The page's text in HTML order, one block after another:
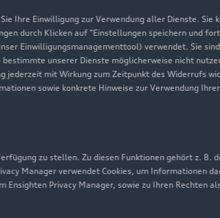
Ihre Einwilligung zur Verwendung aller Dienste. Sie
durch Klicken auf "Einstellungen speichern und
Einwilligungsmanagementtool) verwendet. Sie
unserer Dienste möglicherweise nicht
jederzeit mit Wirkung zum Zeitpunkt des Widerrufs
sowie konkrete Hinweise zur Verwendung
zu stellen. Zu diesen Funktionen gehört z. B.
Manager verwendet Cookies, um Informationen
Privacy Manager, sowie zu Ihren Rechten